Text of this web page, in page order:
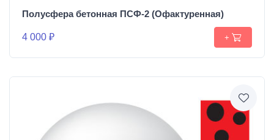
Полусфера бетонная ПСФ-2 (Офактуренная)
4 000 ₽ +